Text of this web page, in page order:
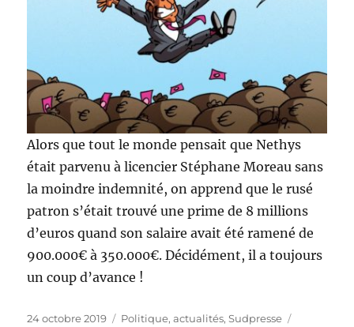
Alors que tout le monde pensait que Nethys
était parvenu à licencier Stéphane Moreau sans
la moindre indemnité, on apprend que le rusé
patron s’était trouvé une prime de 8 millions
d’euros quand son salaire avait été ramené de
900.000€ à 350.000€. Décidément, il a toujours
un coup d’avance !
Publié
24 octobre 2019 Catégories
Politique, actualités,Sudpresse